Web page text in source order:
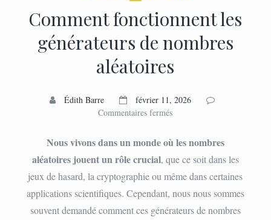
Comment fonctionnent les
générateurs de nombres
aléatoires
Édith Barre
février 11, 2026
Commentaires ferméssur
fonctionnent
générateurs
de
Nous vivons dans un monde où les nombres
aléatoires jouent un rôle crucial, que ce soit dans les
jeux de hasard, la cryptographie ou même dans certaines
applications scientifiques. Cependant, nous nous sommes
souvent demandé comment ces générateurs de nombres